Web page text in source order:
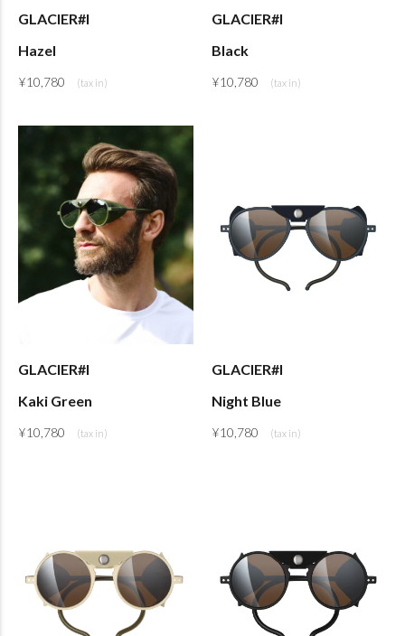
GLACIER#I
Hazel
¥10,780
GLACIER#I
Black
¥10,780
GLACIER#I
Kaki Green
¥10,780
GLACIER#I
Night Blue
¥10,780